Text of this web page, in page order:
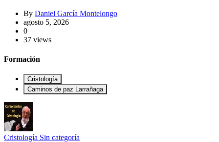
By Daniel García Montelongo
agosto 5, 2026
0
37 views
Formación
Cristología
Caminos de paz Larrañaga
Cristología Sin categoría